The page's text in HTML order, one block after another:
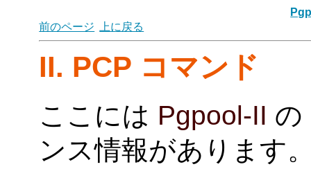
前のページ
上に戻る
II. PCP コマンド
ここには Pgpool-II の
ンス情報があります